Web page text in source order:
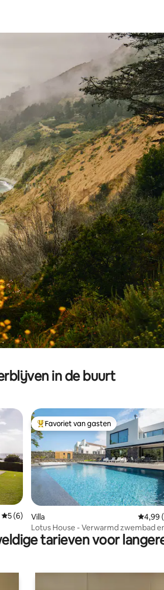
omhoog en omlaag, óf door te tikken of
in de buurt
Gemiddelde beoordeling van 5 op 5, 6
5 (6)
Topfavoriet van gasten
Favoriet van gasten
Villa
4,99
Lotus House - Verwarmd zwembad
jacuzzi in de buurt van het strand
tarieven voor